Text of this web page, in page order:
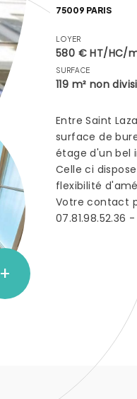
+
75009 PARIS
LOYER
580 € HT/HC/
SURFACE
119 m² non
Entre Saint
surface de
étage d'un bel
Celle ci
flexibilité
Votre contact
07.81.98.52.36